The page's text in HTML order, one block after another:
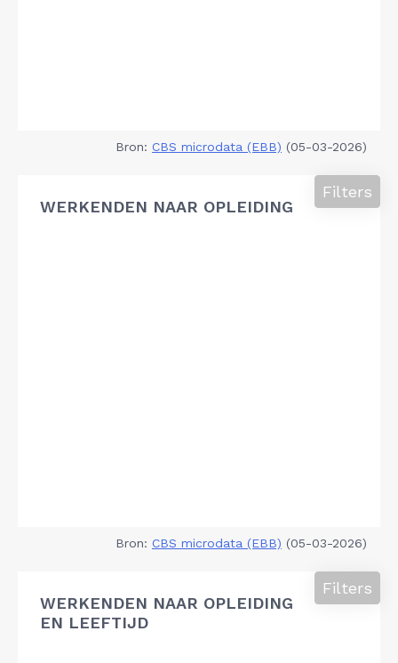
Bron: CBS microdata (EBB) (05-03-2026)
WERKENDEN NAAR OPLEIDING
Filters
Bron: CBS microdata (EBB) (05-03-2026)
WERKENDEN NAAR OPLEIDING
EN LEEFTIJD
Filters